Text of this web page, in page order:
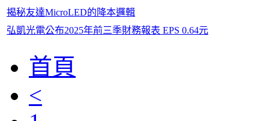
揭秘友達MicroLED的降本邏輯
弘凱光電公布2025年前三季財務報表 EPS 0.64元
首頁
<